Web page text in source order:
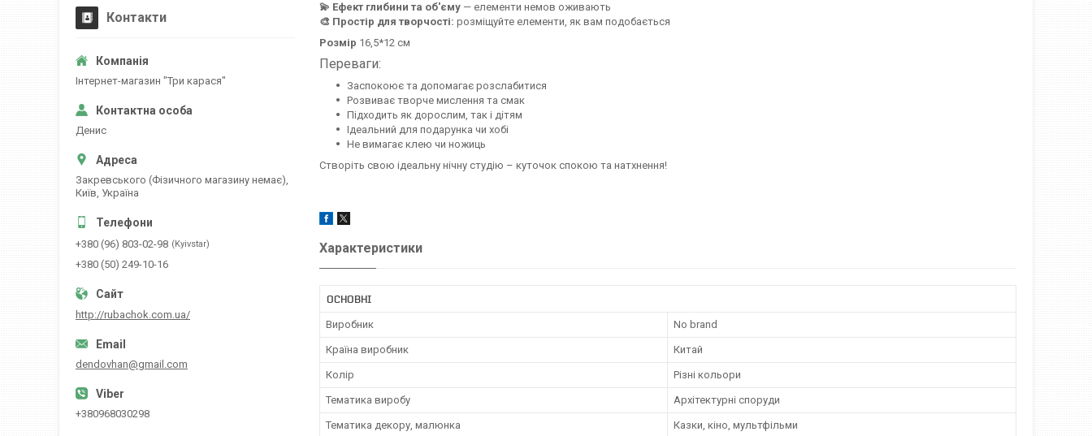
💫 Ефект глибини та об'єму — елементи немов оживають
🎨 Простір для творчості: розміщуйте елементи, як вам подобається
Розмір 16,5*12 см
Переваги:
Заспокоює та допомагає розслабитися
Розвиває творче мислення та смак
Підходить як дорослим, так і дітям
Ідеальний для подарунка чи хобі
Не вимагає клею чи ножиць
Створіть свою ідеальну нічну студію – куточок спокою та натхнення!
Характеристики
ОСНОВНІ
Виробник No brand
Країна виробник Китай
Колір Різні кольори
Тематика виробу Архітектурні споруди
Тематика декору, малюнка Казки, кіно, мультфільми
Контакти
Інтернет-магазин "Три карася"
Денис
Закревського (Фізичного магазину немає),
Київ, Україна
+380 (96) 803-02-98 Kyivstar
+380 (50) 249-10-16
http://rubachok.com.ua/
dendovhan@gmail.com
+380968030298